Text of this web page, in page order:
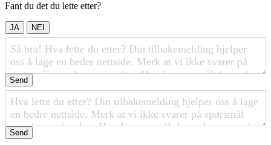
Fant du det du lette etter?
JA NEI
Send
Send